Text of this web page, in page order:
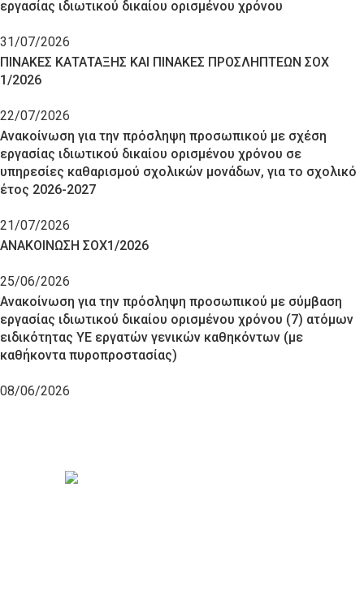
εργασίας ιδιωτικού δικαίου ορισμένου χρόνου
31/07/2026
ΠΙΝΑΚΕΣ ΚΑΤΑΤΑΞΗΣ ΚΑΙ ΠΙΝΑΚΕΣ ΠΡΟΣΛΗΠΤΕΩΝ ΣΟΧ
1/2026
22/07/2026
Ανακοίνωση για την πρόσληψη προσωπικού με σχέση
εργασίας ιδιωτικού δικαίου ορισμένου χρόνου σε
υπηρεσίες καθαρισμού σχολικών μονάδων, για το σχολικό
έτος 2026-2027
21/07/2026
ΑΝΑΚΟΙΝΩΣΗ ΣΟΧ1/2026
25/06/2026
Ανακοίνωση για την πρόσληψη προσωπικού με σύμβαση
εργασίας ιδιωτικού δικαίου ορισμένου χρόνου (7) ατόμων
ειδικότητας ΥΕ εργατών γενικών καθηκόντων (με
καθήκοντα πυροπροστασίας)
08/06/2026